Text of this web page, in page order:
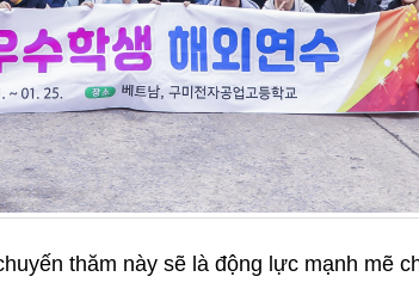
thăm này sẽ là động lực mạnh mẽ